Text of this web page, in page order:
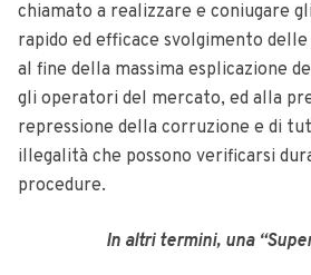
chiamato a realizzare e coniugare
rapido ed efficace svolgimento
al fine della massima esplicazione
gli operatori del mercato, ed alla
repressione della corruzione e di
illegalità che possono verificarsi
procedure.
In altri termini, una